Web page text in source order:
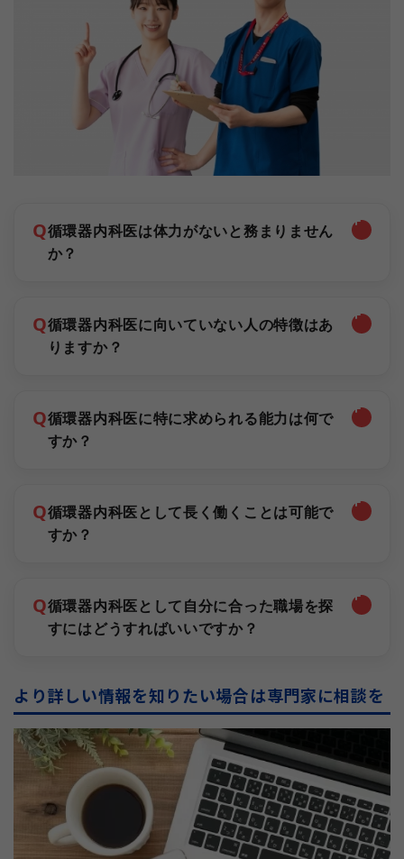
Q循環器内科医は体力がないと務まりません
か？
Q循環器内科医に向いていない人の特徴はあ
りますか？
Q循環器内科医に特に求められる能力は何で
すか？
Q循環器内科医として長く働くことは可能で
すか？
Q循環器内科医として自分に合った職場を探
すにはどうすればいいですか？
より詳しい情報を知りたい場合は専門家に相談を